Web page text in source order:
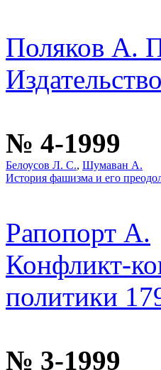
Поляков А.
№ 4-1999
Белоусов Л. С., Шумаван А.
История фашизма и его
Рапопорт А.
Конфликт-
политики
№ 3-1999